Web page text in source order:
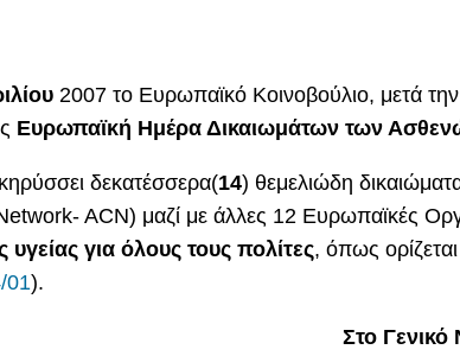
2007 το Ευρωπαϊκό Κοινοβούλιο, μετά
Ευρωπαϊκή Ημέρα Δικαιωμάτων των
δεκατέσσερα(14) θεμελιώδη
ACN) μαζί με άλλες 12 Ευρωπαϊκές
υγείας για όλους τους πολίτες, όπως
01).
Στο